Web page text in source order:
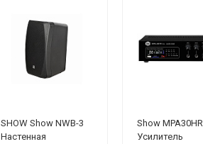
SHOW Show NWB-3
Настенная
Show MPA30HR
Усилитель